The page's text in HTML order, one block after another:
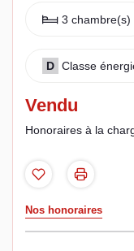
3 chambre(s)
D Classe
Vendu
Honoraires à la
Nos honoraires